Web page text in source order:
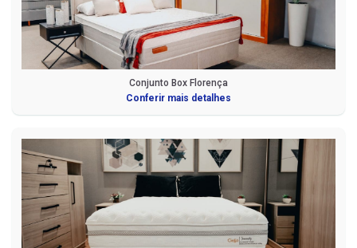
Conjunto Box Florença
Conferir mais detalhes